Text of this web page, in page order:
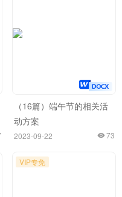
（16篇）端午节的相关活
动方案
2023-09-22 73
VIP专免